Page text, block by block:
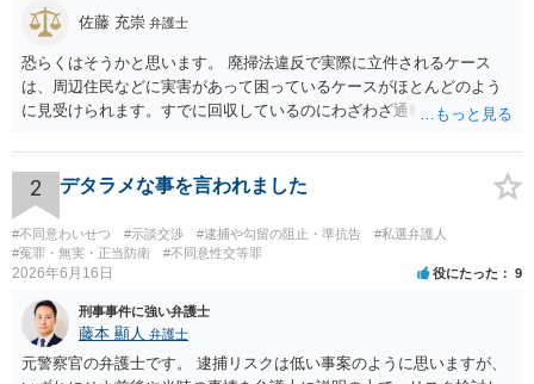
佐藤 充崇 弁護士
恐らくはそうかと思います。 廃掃法違反で実際に立件されるケース
は、周辺住民などに実害があって困っているケースがほとんどのよう
に見受けられます。すでに回収しているのにわざわざ通報するのは考
致→審判不開始となる可能性は高いと思います。この場合は警察官か
ら注意されて終わりです。 一応、通常通り家裁送致され少年審判にな
る可能性というのもそれなりにあります。廃掃法違反の不法投棄の罪
は条文だけ見ると重い罪なので。 ただ鑑別所に入れられることはまず
ないと思いますし、相談者の方の素行が悪いというわけでもなけれ
ば、不処分で終わりになる可能性が高いと思います。少年院送致や逆
送は暴力団関係者でもないとまずないと思います。 ただどうしても心
配というなら、弁護士に依頼して自首するという方法はあるかも知れ
ません。反省していることが捜査機関や家裁に伝わりますので。
2 デタラメな事を言われました
#不同意わいせつ #示談交渉 #逮捕や勾留の阻止・準抗告
#私選弁護人
#冤罪・無実・正当防衛
#不同意性交等罪
2026年6月16日 役にたった 9
刑事事件に強い弁護士
藤本 顯人 弁護士
元警察官の弁護士です。 逮捕リスクは低い事案のように思いますが、